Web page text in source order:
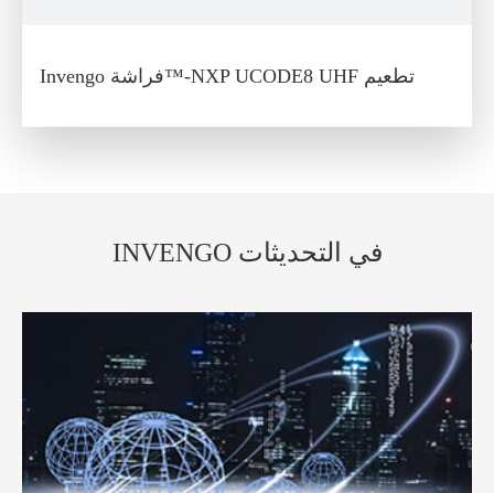
Invengo فراشة™-NXP UCODE8 UHF تطعيم
INVENGO في التحديثات